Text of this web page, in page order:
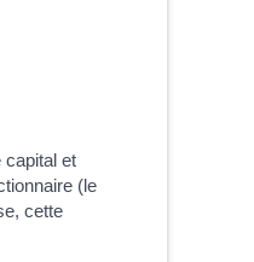
capital et
(le
cette